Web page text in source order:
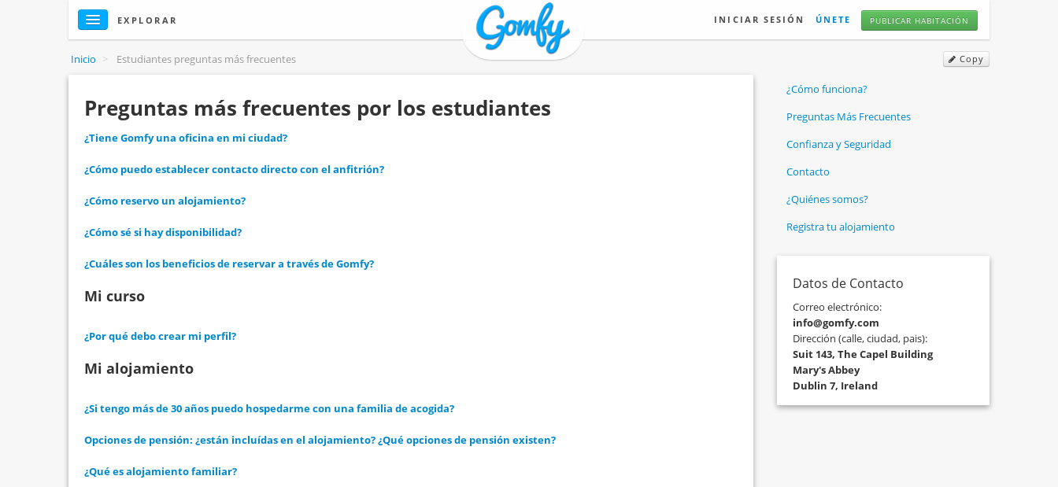
EXPLORAR INICIAR SESIÓN ÚNETE PUBLICAR HABITACIÓN
Copy
Inicio > Estudiantes preguntas más frecuentes
Preguntas más frecuentes por los estudiantes
¿Tiene Gomfy una oficina en mi ciudad?
¿Cómo puedo establecer contacto directo con el anfitrión?
¿Cómo reservo un alojamiento?
¿Cómo sé si hay disponibilidad?
¿Cuáles son los beneficios de reservar a través de Gomfy?
Mi curso
¿Por qué debo crear mi perfil?
Mi alojamiento
¿Si tengo más de 30 años puedo hospedarme con una familia de acogida?
Opciones de pensión: ¿están incluídas en el alojamiento? ¿Qué opciones de pensión existen?
¿Qué es alojamiento familiar?
¿Cómo funciona?
Preguntas Más Frecuentes
Confianza y Seguridad
Contacto
¿Quiénes somos?
Registra tu alojamiento
Datos de Contacto
Correo electrónico:
info@gomfy.com
Dirección (calle, ciudad, pais):
Suit 143, The Capel Building
Mary's Abbey
Dublin 7, Ireland